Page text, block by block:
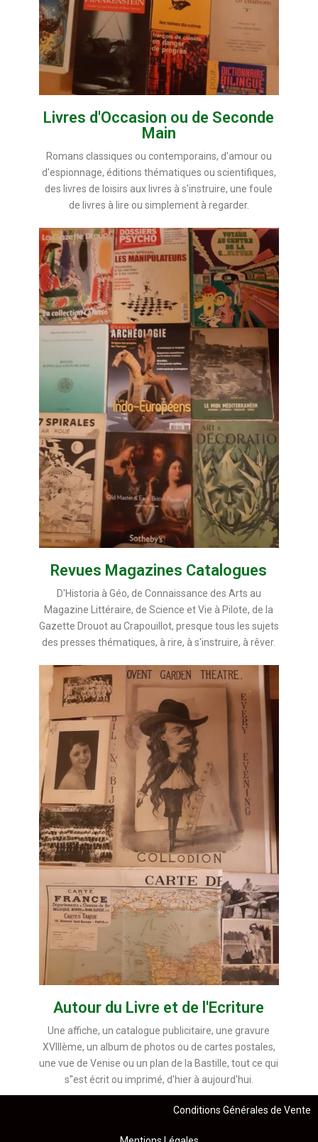
Livres d'Occasion ou de Seconde
Main
Romans classiques ou contemporains, d'amour ou
d'espionnage, éditions thématiques ou scientifiques,
des livres de loisirs aux livres à s'instruire, une foule
de livres à lire ou simplement à regarder.
Revues Magazines Catalogues
D'Historia à Géo, de Connaissance des Arts au
Magazine Littéraire, de Science et Vie à Pilote, de la
Gazette Drouot au Crapouillot, presque tous les sujets
des presses thématiques, à rire, à s'instruire, à rêver.
Autour du Livre et de l'Ecriture
Une affiche, un catalogue publicitaire, une gravure
XVIIIème, un album de photos ou de cartes postales,
une vue de Venise ou un plan de la Bastille, tout ce qui
s''est écrit ou imprimé, d'hier à aujourd'hui.
Conditions Générales de Vente